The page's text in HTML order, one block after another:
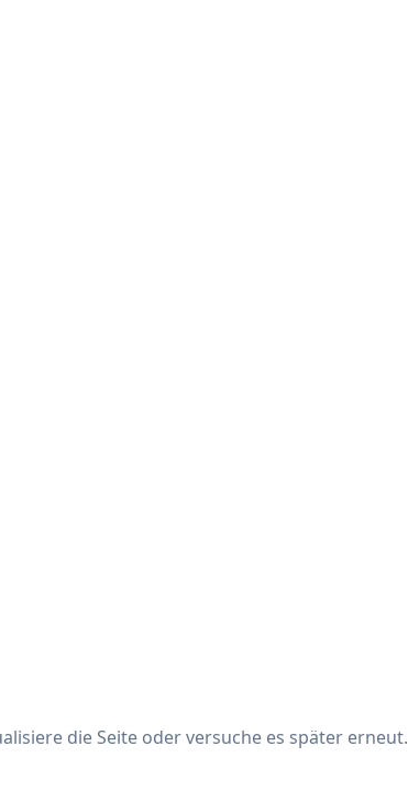
die Seite oder versuche es später erneut.